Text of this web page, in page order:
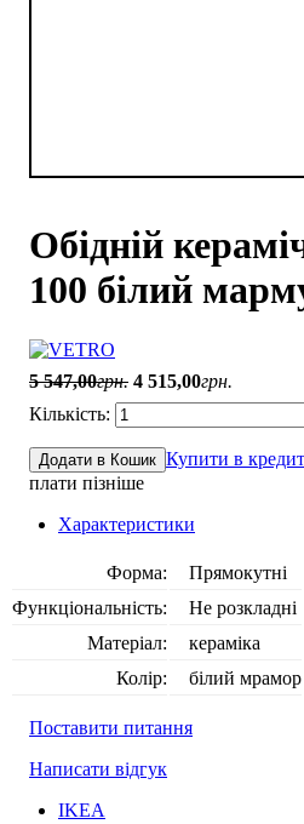
Обідній
100 білий
5 547,00грн. 4 515,00грн.
Додати в Кошик Купити в кредит
плати пізніше
Характеристики
Форма:
Прямокутні
Функціональність:
Не розкладні
Матеріал:
кераміка
Колір:
білий мрамор
Поставити питання
Написати відгук
IKEA